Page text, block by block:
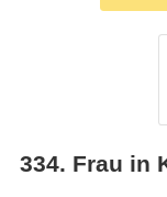
334. Frau in